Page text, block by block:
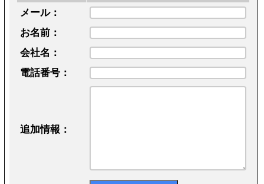
メール：
お名前：
会社名：
電話番号：
追加情報：